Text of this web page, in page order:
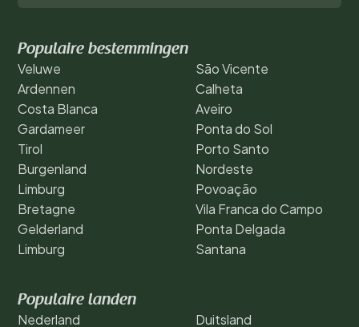
Populaire bestemmingen
Veluwe
Ardennen
Costa Blanca
Gardameer
Tirol
Burgenland
Limburg
Bretagne
Gelderland
Limburg
São Vicente
Calheta
Aveiro
Ponta do Sol
Porto Santo
Nordeste
Povoação
Vila Franca do Campo
Ponta Delgada
Santana
Populaire landen
Nederland
Duitsland